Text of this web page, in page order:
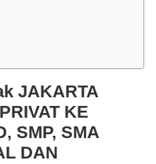
JAKARTA
KE
SMP, SMA
DAN